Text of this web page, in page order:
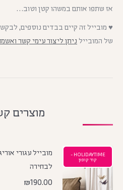
אז שתפו אותם במשהו קטן וטוב…
♥ מובייל זה קיים בבדים נוספים,
של המובייל ניתן ליצור עימי קשר
מוצרים
HOLIDAYTIME -
קוד קופון
מובייל עגורי
לבחירה
₪190.00